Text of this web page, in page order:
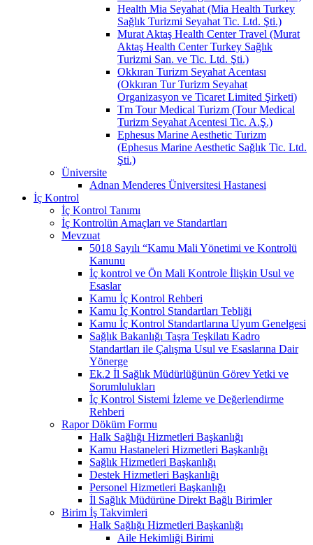
Health Mia Seyahat (Mia Health Turkey
Sağlık Turizmi Seyahat Tic. Ltd. Şti.)
Murat Aktaş Health Center Travel (Murat
Aktaş Health Center Turkey Sağlık
Turizmi San. ve Tic. Ltd. Şti.)
Okkıran Turizm Seyahat Acentası
(Okkıran Tur Turizm Seyahat
Organizasyon ve Ticaret Limited Şirketi)
Tm Tour Medical Turizm (Tour Medical
Turizm Seyahat Acentesi Tic. A.Ş.)
Ephesus Marine Aesthetic Turizm
(Ephesus Marine Aesthetic Sağlık Tic. Ltd.
Şti.)
Üniversite
Adnan Menderes Üniversitesi Hastanesi
İç Kontrol
İç Kontrol Tanımı
İç Kontrolün Amaçları ve Standartları
Mevzuat
5018 Sayılı “Kamu Mali Yönetimi ve Kontrolü
Kanunu
İç kontrol ve Ön Mali Kontrole İlişkin Usul ve
Esaslar
Kamu İç Kontrol Rehberi
Kamu İç Kontrol Standartları Tebliği
Kamu İç Kontrol Standartlarına Uyum Genelgesi
Sağlık Bakanlığı Taşra Teşkilatı Kadro
Standartları ile Çalışma Usul ve Esaslarına Dair
Yönerge
Ek.2 İl Sağlık Müdürlüğünün Görev Yetki ve
Sorumlulukları
İç Kontrol Sistemi İzleme ve Değerlendirme
Rehberi
Rapor Döküm Formu
Halk Sağlığı Hizmetleri Başkanlığı
Kamu Hastaneleri Hizmetleri Başkanlığı
Sağlık Hizmetleri Başkanlığı
Destek Hizmetleri Başkanlığı
Personel Hizmetleri Başkanlığı
İl Sağlık Müdürüne Direkt Bağlı Birimler
Birim İş Takvimleri
Halk Sağlığı Hizmetleri Başkanlığı
Aile Hekimliği Birimi